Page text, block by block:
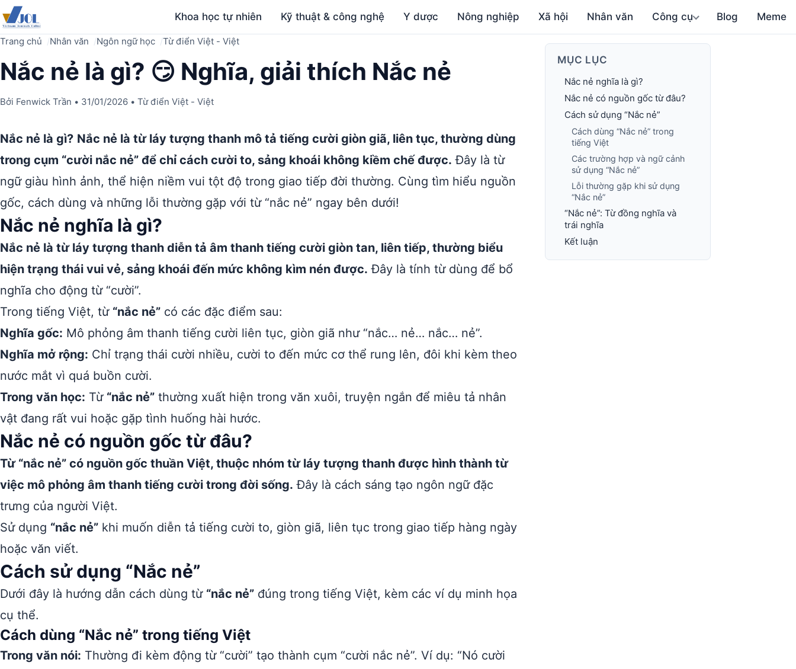
Khoa học tự nhiên Kỹ thuật & công nghệ Y dược Nông nghiệp Xã hội Nhân văn Công cụ Blog Meme
Trang chủ Nhân văn Ngôn ngữ học Từ điển Việt - Việt
Nắc nẻ là gì? 😏 Nghĩa, giải thích Nắc nẻ
Bởi Fenwick Trần • 31/01/2026 • Từ điển Việt - Việt
Nắc nẻ là gì? Nắc nẻ là từ láy tượng thanh mô tả tiếng cười giòn giã, liên tục, thường dùng
trong cụm “cười nắc nẻ” để chỉ cách cười to, sảng khoái không kiềm chế được. Đây là từ
ngữ giàu hình ảnh, thể hiện niềm vui tột độ trong giao tiếp đời thường. Cùng tìm hiểu nguồn
gốc, cách dùng và những lỗi thường gặp với từ “nắc nẻ” ngay bên dưới!
Nắc nẻ nghĩa là gì?
Nắc nẻ là từ láy tượng thanh diễn tả âm thanh tiếng cười giòn tan, liên tiếp, thường biểu
hiện trạng thái vui vẻ, sảng khoái đến mức không kìm nén được. Đây là tính từ dùng để bổ
nghĩa cho động từ “cười”.
Trong tiếng Việt, từ “nắc nẻ” có các đặc điểm sau:
Nghĩa gốc: Mô phỏng âm thanh tiếng cười liên tục, giòn giã như “nắc… nẻ… nắc… nẻ”.
Nghĩa mở rộng: Chỉ trạng thái cười nhiều, cười to đến mức cơ thể rung lên, đôi khi kèm theo
nước mắt vì quá buồn cười.
Trong văn học: Từ “nắc nẻ” thường xuất hiện trong văn xuôi, truyện ngắn để miêu tả nhân
vật đang rất vui hoặc gặp tình huống hài hước.
Nắc nẻ có nguồn gốc từ đâu?
Từ “nắc nẻ” có nguồn gốc thuần Việt, thuộc nhóm từ láy tượng thanh được hình thành từ
việc mô phỏng âm thanh tiếng cười trong đời sống. Đây là cách sáng tạo ngôn ngữ đặc
trưng của người Việt.
Sử dụng “nắc nẻ” khi muốn diễn tả tiếng cười to, giòn giã, liên tục trong giao tiếp hàng ngày
hoặc văn viết.
Cách sử dụng “Nắc nẻ”
Dưới đây là hướng dẫn cách dùng từ “nắc nẻ” đúng trong tiếng Việt, kèm các ví dụ minh họa
cụ thể.
Cách dùng “Nắc nẻ” trong tiếng Việt
Trong văn nói: Thường đi kèm động từ “cười” tạo thành cụm “cười nắc nẻ”. Ví dụ: “Nó cười
MỤC LỤC
Nắc nẻ nghĩa là gì?
Nắc nẻ có nguồn gốc từ đâu?
Cách sử dụng “Nắc nẻ”
Cách dùng “Nắc nẻ” trong
tiếng Việt
Các trường hợp và ngữ cảnh
sử dụng “Nắc nẻ”
Lỗi thường gặp khi sử dụng
“Nắc nẻ”
“Nắc nẻ”: Từ đồng nghĩa và
trái nghĩa
Kết luận